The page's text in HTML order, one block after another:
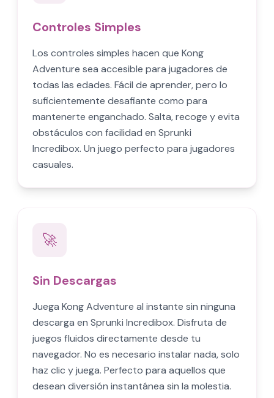
Controles Simples
Los controles simples hacen que Kong
Adventure sea accesible para jugadores de
todas las edades. Fácil de aprender, pero lo
suficientemente desafiante como para
mantenerte enganchado. Salta, recoge y evita
obstáculos con facilidad en Sprunki
Incredibox. Un juego perfecto para jugadores
casuales.
🚀
Sin Descargas
Juega Kong Adventure al instante sin ninguna
descarga en Sprunki Incredibox. Disfruta de
juegos fluidos directamente desde tu
navegador. No es necesario instalar nada, solo
haz clic y juega. Perfecto para aquellos que
desean diversión instantánea sin la molestia.